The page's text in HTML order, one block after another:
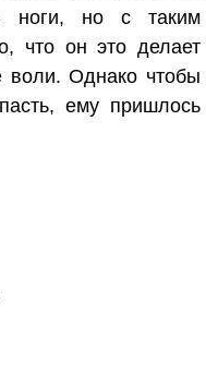
ноги, но с таким
что он это делает
воли. Однако чтобы
ему пришлось